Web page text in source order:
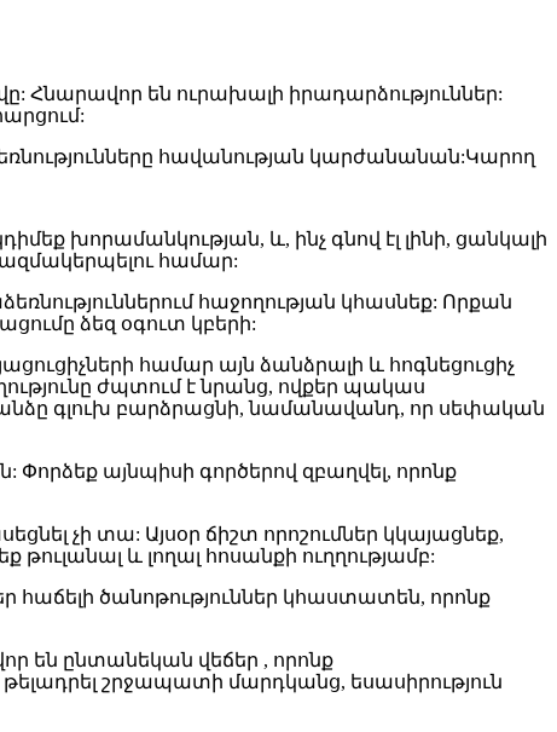
Հնարավոր են ուրախալի իրադարձություններ:
հավանության կարժանանան:Կարող
խորամանկության, և, ինչ գնով էլ լինի, ցանկալի
համար:
հաջողության կհասնեք: Որքան
ձեզ օգուտ կբերի:
համար այն ձանձրալի և հոգնեցուցիչ
ժպտում է նրանց, ովքեր պակաս
գլուխ բարձրացնի, նամանավանդ, որ սեփական
Փորձեք այնպիսի գործերով զբաղվել, որոնք
չի տա: Այսօր ճիշտ որոշումներ կկայացնեք,
և լողալ հոսանքի ուղղությամբ:
ծանոթություններ կհաստատեն, որոնք
են ընտանեկան վեճեր , որոնք
թելադրել շրջապատի մարդկանց, եսասիրություն